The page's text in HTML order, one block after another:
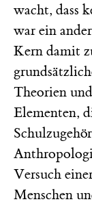
wacht, dass
war ein
Kern damit
Theorien
Elementen,
Versuch
Menschen